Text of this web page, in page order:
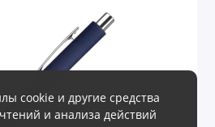
cookie и другие средства
и анализа действий